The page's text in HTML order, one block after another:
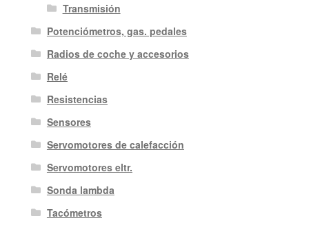
Transmisión
Potenciómetros, gas. pedales
Radios de coche y accesorios
Relé
Resistencias
Sensores
Servomotores de calefacción
Servomotores eltr.
Sonda lambda
Tacómetros